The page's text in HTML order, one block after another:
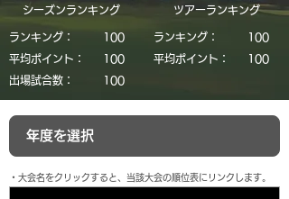
シーズンランキング
ランキング：
​100
平均ポイント：
​100
​出場試合数：
​100
​ツアーランキング
ランキング：
​100
平均ポイント：
​100
​・大会名をクリックすると、当該大会の順位表にリンクします。